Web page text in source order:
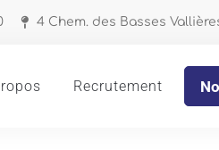
4 Chem. des Basses
Recrutement